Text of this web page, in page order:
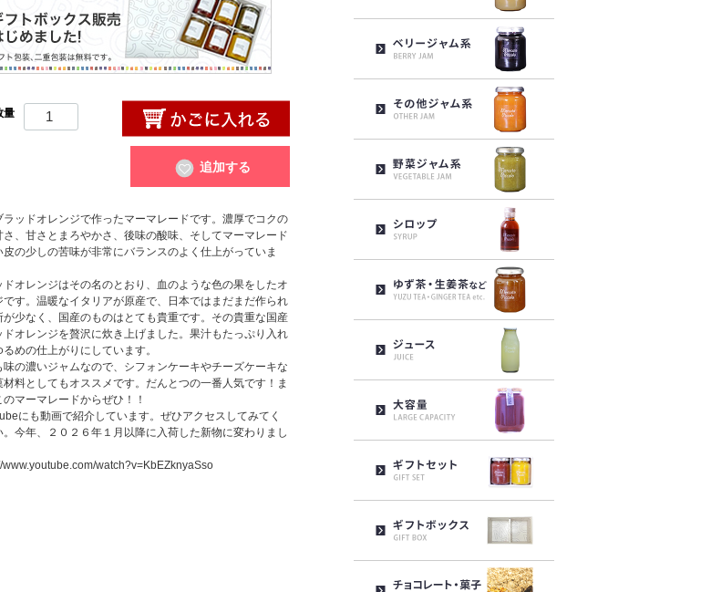
量
追加する
ラッドオレンジで作ったマーマレードです。濃厚でコクの
さ、甘さとまろやかさ、後味の酸味、そしてマーマレード
皮の少しの苦味が非常にバランスのよく仕上がっていま
ドオレンジはその名のとおり、血のような色の果をしたオ
です。温暖なイタリアが原産で、日本ではまだまだ作られ
が少なく、国産のものはとても貴重です。その貴重な国産
ドオレンジを贅沢に炊き上げました。果汁もたっぷり入れ
るめの仕上がりにしています。
味の濃いジャムなので、シフォンケーキやチーズケーキな
材料としてもオススメです。だんとつの一番人気です！ま
のマーマレードからぜひ！！
にも動画で紹介しています。ぜひアクセスしてみてく
。今年、２０２６年１月以降に入荷した新物に変わりまし
www.youtube.com/watch?v=KbEZknyaSso